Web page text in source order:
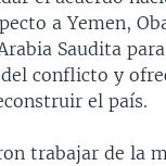
a Yemen,
Saudita
conflicto y
el país.
trabajar de la